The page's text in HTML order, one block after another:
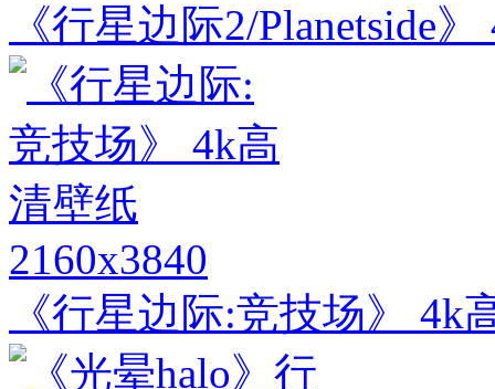
《行星边际2/Planetside
2160x3840
《行星边际:竞技场》 4k